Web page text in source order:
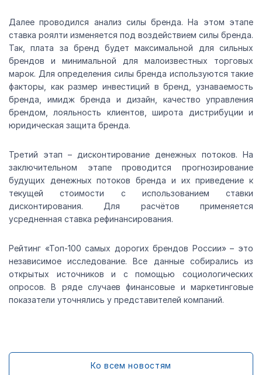
Далее проводился анализ силы бренда. На этом этапе
ставка роялти изменяется под воздействием силы бренда.
Так, плата за бренд будет максимальной для сильных
брендов и минимальной для малоизвестных торговых
марок. Для определения силы бренда используются такие
факторы, как размер инвестиций в бренд, узнаваемость
бренда, имидж бренда и дизайн, качество управления
брендом, лояльность клиентов, широта дистрибуции и
юридическая защита бренда.
Третий этап – дисконтирование денежных потоков. На
заключительном этапе проводится прогнозирование
будущих денежных потоков бренда и их приведение к
текущей стоимости с использованием ставки
дисконтирования. Для расчётов применяется
усредненная ставка рефинансирования.
Рейтинг «Топ-100 самых дорогих брендов России» – это
независимое исследование. Все данные собирались из
открытых источников и с помощью социологических
опросов. В ряде случаев финансовые и маркетинговые
показатели уточнялись у представителей компаний.
Ко всем новостям